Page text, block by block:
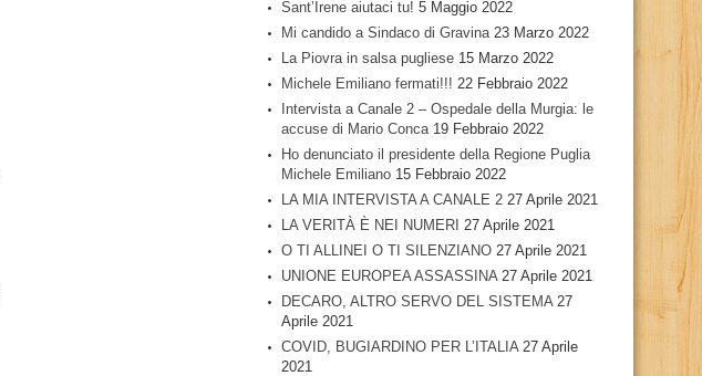
Sant’Irene aiutaci tu! 5 Maggio 2022
Mi candido a Sindaco di Gravina 23 Marzo 2022
La Piovra in salsa pugliese 15 Marzo 2022
Michele Emiliano fermati!!! 22 Febbraio 2022
Intervista a Canale 2 – Ospedale della Murgia: le
accuse di Mario Conca 19 Febbraio 2022
Ho denunciato il presidente della Regione Puglia
Michele Emiliano 15 Febbraio 2022
LA MIA INTERVISTA A CANALE 2 27 Aprile 2021
LA VERITÀ È NEI NUMERI 27 Aprile 2021
O TI ALLINEI O TI SILENZIANO 27 Aprile 2021
UNIONE EUROPEA ASSASSINA 27 Aprile 2021
DECARO, ALTRO SERVO DEL SISTEMA 27
Aprile 2021
COVID, BUGIARDINO PER L’ITALIA 27 Aprile
2021